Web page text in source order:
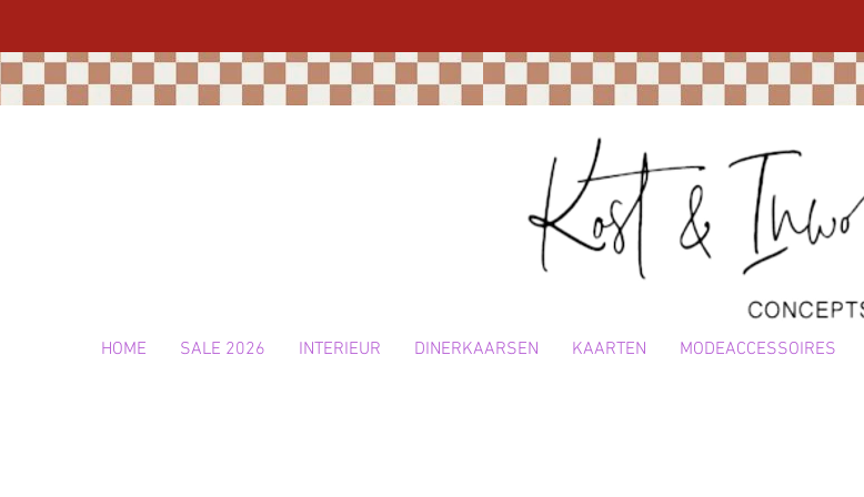
HOME SALE 2026 INTERIEUR DINERKAARSEN KAARTEN MODEACCESSOIRES